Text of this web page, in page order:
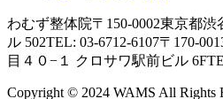
わむず整体院〒150-0002東京都渋
ル 502TEL: 03-6712-6107〒170-
目４０−１ クロサワ駅前ビル 6F
Copyright © 2024 WAMS All Rights